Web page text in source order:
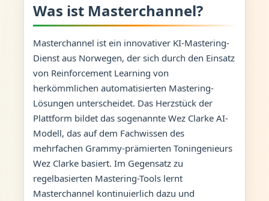
Was ist Masterchannel?
Masterchannel ist ein innovativer KI-Mastering-
Dienst aus Norwegen, der sich durch den Einsatz
von Reinforcement Learning von
herkömmlichen automatisierten Mastering-
Lösungen unterscheidet. Das Herzstück der
Plattform bildet das sogenannte Wez Clarke AI-
Modell, das auf dem Fachwissen des
mehrfachen Grammy-prämierten Toningenieurs
Wez Clarke basiert. Im Gegensatz zu
regelbasierten Mastering-Tools lernt
Masterchannel kontinuierlich dazu und